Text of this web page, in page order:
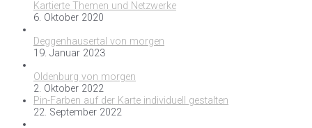
Kartierte Themen und Netzwerke
6. Oktober 2020
Deggenhausertal von morgen
19. Januar 2023
Oldenburg von morgen
2. Oktober 2022
Pin-Farben auf der Karte individuell gestalten
22. September 2022